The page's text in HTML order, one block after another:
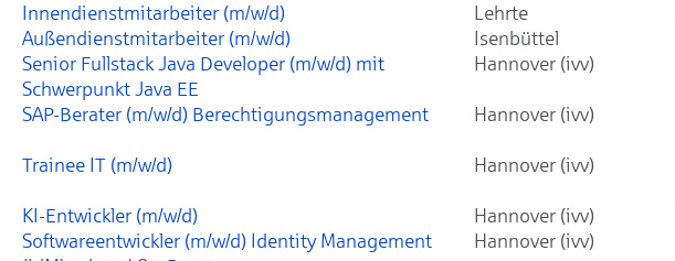
Innendienstmitarbeiter (m/w/d)
Lehrte
Außendienstmitarbeiter (m/w/d)
Isenbüttel
Senior Fullstack Java Developer (m/w/d) mit
Schwerpunkt Java EE
Hannover (ivv)
SAP-Berater (m/w/d) Berechtigungsmanagement Hannover (ivv)
Trainee IT (m/w/d)
Hannover (ivv)
KI-Entwickler (m/w/d) Hannover (ivv)
Softwareentwickler (m/w/d) Identity Management
Hannover (ivv)